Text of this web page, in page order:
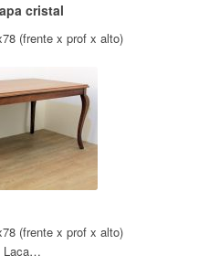
cristal
(frente x prof x alto)
(frente x prof x alto)
Laca…